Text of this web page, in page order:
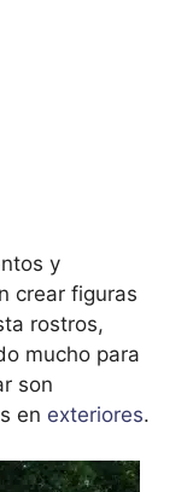
y
crear figuras
rostros,
mucho para
son
en exteriores.